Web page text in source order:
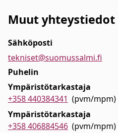
Muut yhteystiedot
Sähköposti
tekniset@suomussalmi.fi
Puhelin
Ympäristötarkastaja
+358 440384341 (pvm/mpm)
Ympäristötarkastaja
+358 406884546 (pvm/mpm)